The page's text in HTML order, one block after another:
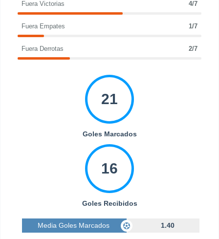
Fuera Victorias 4/7
Fuera Empates 1/7
Fuera Derrotas 2/7
21
Goles Marcados
16
Goles Recibidos
Media Goles Marcados 1.40